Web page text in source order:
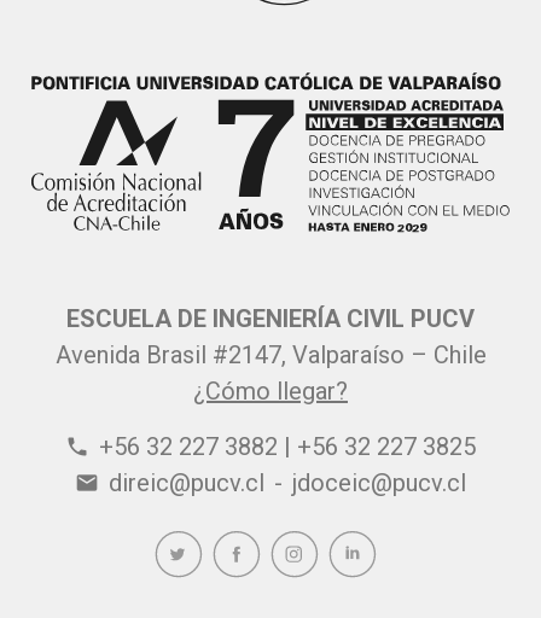
ESCUELA DE INGENIERÍA CIVIL PUCV
Avenida Brasil #2147, Valparaíso – Chile
¿Cómo llegar?
phone +56 32 227 3882 | +56 32 227 3825
email direic@pucv.cl - jdoceic@pucv.cl